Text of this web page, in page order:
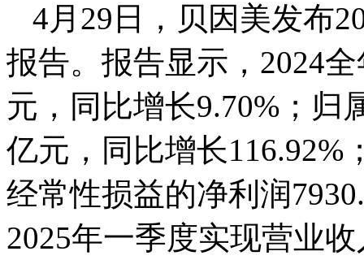
4月29日，贝因美发布
报告。报告显示，2024
元，同比增长9.70%；归
亿元，同比增长116.92%
经常性损益的净利润
2025年一季度实现营业